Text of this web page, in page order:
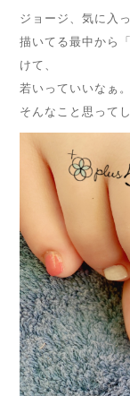
ジョージ、気に入
描いてる最中から
けて、
若いっていいなぁ
そんなこと思って